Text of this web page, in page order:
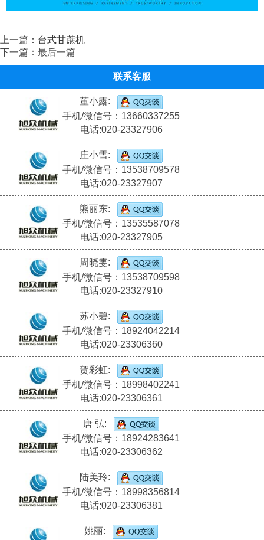
上一篇： 台式甘蔗机
下一篇：最后一篇
联系客服
董小露:
手机/微信号：13660337255
电话:020-23327906
庄小雪:
手机/微信号：13538709578
电话:020-23327907
熊丽东:
手机/微信号：13535587078
电话:020-23327905
周晓雯:
手机/微信号：13538709598
电话:020-23327910
苏小碧:
手机/微信号：18924042214
电话:020-23306360
贺彩虹:
手机/微信号：18998402241
电话:020-23306361
唐 弘:
手机/微信号：18924283641
电话:020-23306362
陆美玲:
手机/微信号：18998356814
电话:020-23306381
姚丽: